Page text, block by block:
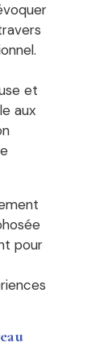
et
aux
pour